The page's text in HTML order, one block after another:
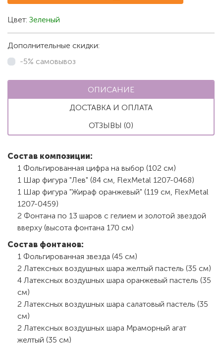
Цвет: Зеленый
Дополнительные скидки:
-5% самовывоз
ОПИСАНИЕ
ДОСТАВКА И ОПЛАТА
ОТЗЫВЫ (0)
Состав композиции:
1 Фольгированная цифра на выбор (102 см)
1 Шар фигура "Лев" (84 см, FlexMetal 1207-0468)
1 Шар фигура "Жираф оранжевый" (119 см, FlexMetal
1207-0459)
2 Фонтана по 13 шаров с гелием и золотой звездой
вверху (высота фонтана 170 см)
Состав фонтанов:
1 Фольгированная звезда (45 см)
2 Латексных воздушных шара желтый пастель (35 см)
4 Латексных воздушных шара оранжевый пастель (35
см)
2 Латексных воздушных шара салатовый пастель (35
см)
2 Латексных воздушных шара Мраморный агат
желтый (35 см)